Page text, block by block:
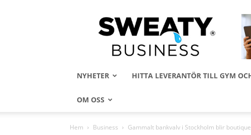
Sweaty
Business
NYHETER HITTA LEVERANTÖR TILL GYM
OM OSS
Hem Business Gammalt bankvalv i Stockholm blir